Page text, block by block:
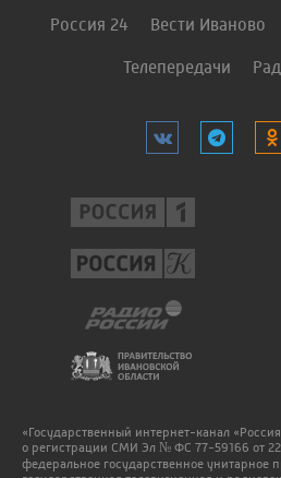
Россия 24 Вести Иваново
Телепередачи
«Государственный интернет-канал
о регистрации СМИ Эл № ФС 77-59166 от 22
федеральное государственное унитарное